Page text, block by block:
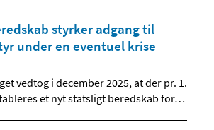
styrker adgang til
under en eventuel krise
vedtog i december 2025, at der pr. 1.
et nyt statsligt beredskab for…